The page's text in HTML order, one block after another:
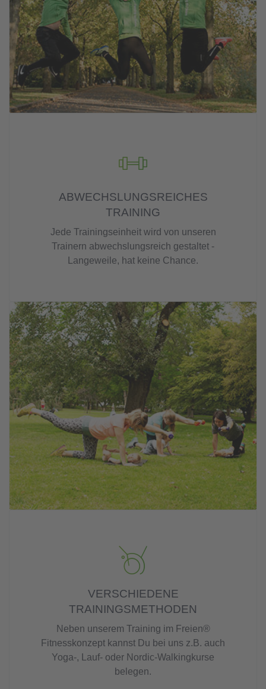
ABWECHSLUNGSREICHES
TRAINING
Jede Trainingseinheit wird von unseren
Trainern abwechslungsreich gestaltet -
Langeweile, hat keine Chance.
VERSCHIEDENE
TRAININGSMETHODEN
Neben unserem Training im Freien®
Fitnesskonzept kannst Du bei uns z.B. auch
Yoga-, Lauf- oder Nordic-Walkingkurse
belegen.